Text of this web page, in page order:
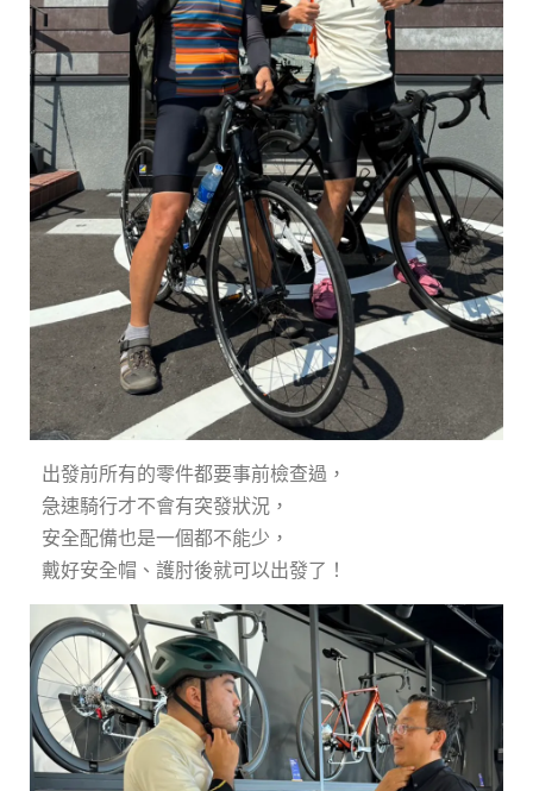
出發前所有的零件都要事前檢查過，
急速騎行才不會有突發狀況，
安全配備也是一個都不能少，
戴好安全帽、護肘後就可以出發了！